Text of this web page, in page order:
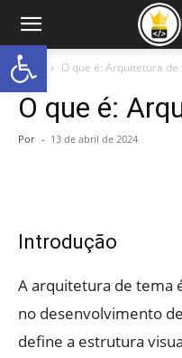
Início O que é: Arquitetura de
O que é:
Por - 13 de abril de 2024
Introdução
A arquitetura de tema
no desenvolvimento
define a estrutura
Abrir a barra de ferramentas